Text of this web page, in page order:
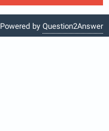
Powered by Question2Answer